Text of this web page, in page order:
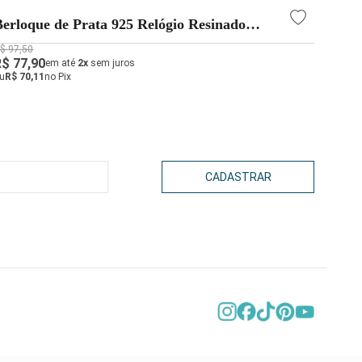
de Prata 925 Relógio Resinado
97,50
77,90em até 2x sem juros
R$ 70,11no Pix
CADASTRAR